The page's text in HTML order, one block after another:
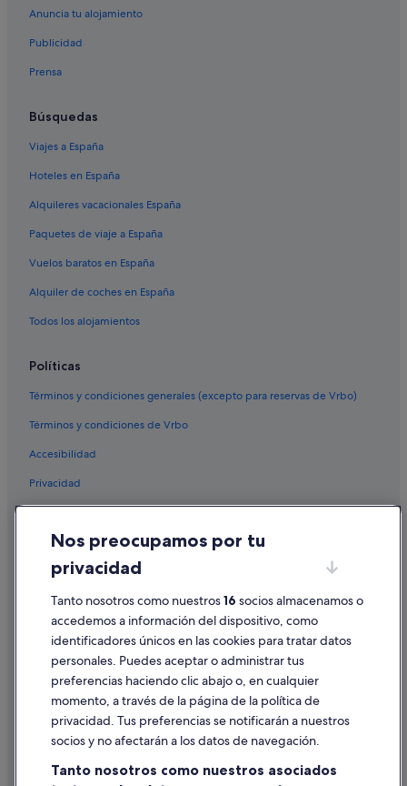
Cabañas en O Pereiro de Aguiar
Hoteles cerca de Estación de tren de Ourense
Hoteles con restaurante en Ourense
Albergues en O Picouto
Pensiones en Coles
Hoteles con spa en Ourense
Pousadas de Portugal hoteles en Ourense
Albergues en Barbadás
Albergues en Ourense
Hoteles cerca de Puente del Milenio
Ourense hoteles
B&B en O Picouto
Cabañas en Provincia de Orense
Hoteles cerca de Iglesia de Santa Eufemia
Hoteles cerca de Recinto ferial Expourense
Hoteles cerca de Piscina termal As Burgas
Hoteles cerca de Termas de Outariz
Pensiones en O Picouto
Hoteles de 4 estrellas en Ourense
Apartamentos en Provincia de Orense
Hoteles cerca de Puente romano
Pensiones en Estación de tren de Orense-San Francisco
Hoteles cerca de Parque de San Lázaro
Anuncia tu alojamiento
Publicidad
Prensa
Búsquedas
Viajes a España
Hoteles en España
Alquileres vacacionales España
Paquetes de viaje a España
Vuelos baratos en España
Alquiler de coches en España
Todos los alojamientos
Políticas
Términos y condiciones generales (excepto para reservas de Vrbo)
Términos y condiciones de Vrbo
Accesibilidad
Privacidad
Condiciones de uso
Información legal/contacto
Pautas sobre el contenido y cómo denunciar contenido
Ayuda
Cancelar un vuelo
Cancelar una reserva de hotel o de un alquiler vacacional
Plazos de reembolso
Nos preocupamos por tu
privacidad
Tanto nosotros como nuestros16 socios almacenamos o
accedemos a información del dispositivo, como
identificadores únicos en las cookies para tratar datos
personales. Puedes aceptar o administrar tus
preferencias haciendo clic abajo o, en cualquier
momento, a través de la página de la política de
privacidad. Tus preferencias se notificarán a nuestros
socios y no afectarán a los datos de navegación.
Tanto nosotros como nuestros asociados